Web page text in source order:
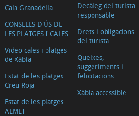
Cala Granadella
CONSELLS D'ÚS DE
LES PLATGES I CALES
Video cales i platges
de Xàbia
Estat de les platges.
Creu Roja
Estat de les platges.
AEMET
Decàleg del turista
responsable
Drets i obligacions
del turista
Queixes,
suggeriments i
felicitacions
Xàbia accessible